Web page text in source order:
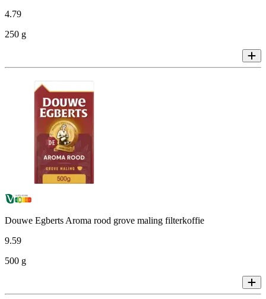
4.79
250 g
Douwe Egberts Aroma rood grove maling filterkoffie
9.59
500 g